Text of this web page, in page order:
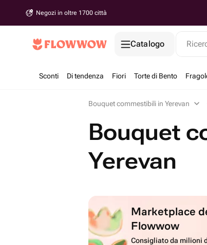
Negozi in oltre 1700 città
Catalogo
Sconti Di tendenza Fiori Torte di Bento
Bouquet commestibili in Yerevan
Bouquet
Yerevan
Marketplace
Flowwow
Consigliato da milioni